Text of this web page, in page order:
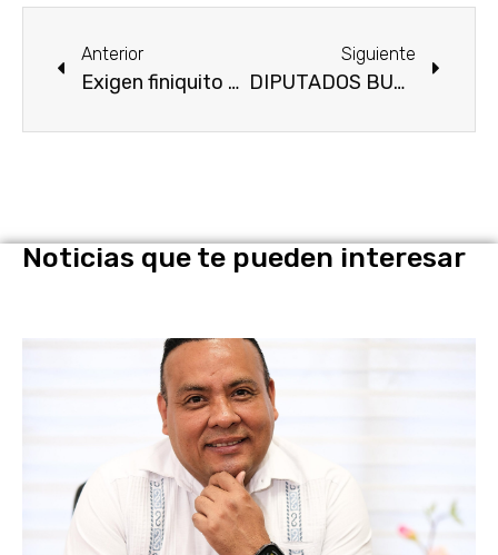
Anterior
Exigen finiquito conforme a la ley trabajadores despedidos de ayuntamiento en Emiliano Zapata.
Siguiente
DIPUTADOS BUSCAN TRABAJAR PARA LA CIUDADANIA.
Noticias que te pueden interesar